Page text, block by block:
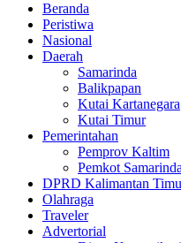
Beranda
Peristiwa
Nasional
Daerah
Samarinda
Balikpapan
Kutai Kartanegara
Kutai Timur
Pemerintahan
Pemprov Kaltim
Pemkot Samarinda
DPRD Kalimantan
Olahraga
Traveler
Advertorial